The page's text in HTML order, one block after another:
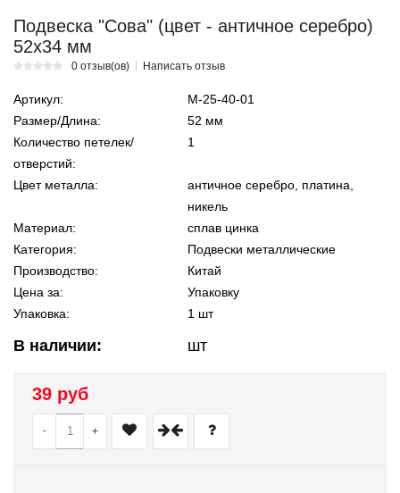
Подвеска "Сова" (цвет - античное серебро)
52х34 мм
0 отзыв(ов) Написать отзыв
Артикул:
М-25-40-01
Размер/Длина:
52 мм
Количество петелек/
отверстий:
1
Цвет металла:
античное серебро, платина,
никель
Материал:
сплав цинка
Категория:
Подвески металлические
Производство:
Китай
Цена за:
Упаковку
Упаковка:
1 шт
В наличии: шт
39 руб
- +